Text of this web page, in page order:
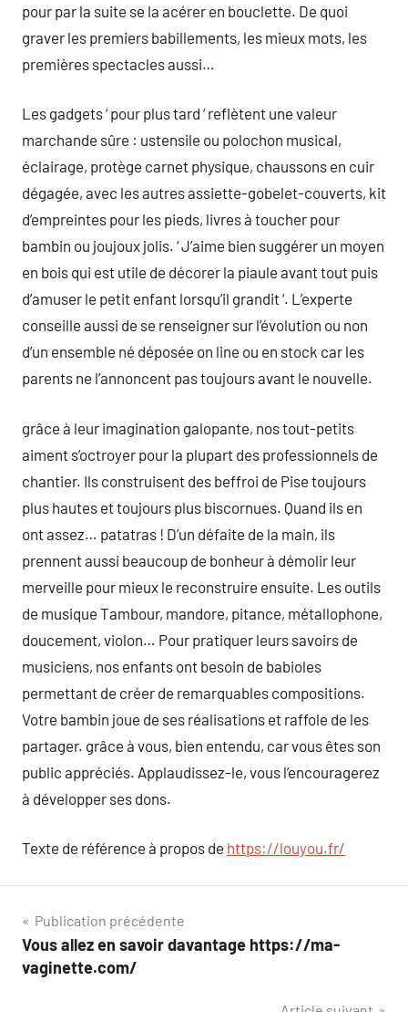
pour par la suite se la acérer en bouclette. De quoi
graver les premiers babillements, les mieux mots, les
premières spectacles aussi…
Les gadgets ‘ pour plus tard ‘ reflètent une valeur
marchande sûre : ustensile ou polochon musical,
éclairage, protège carnet physique, chaussons en cuir
dégagée, avec les autres assiette-gobelet-couverts, kit
d’empreintes pour les pieds, livres à toucher pour
bambin ou joujoux jolis. ‘ J’aime bien suggérer un moyen
en bois qui est utile de décorer la piaule avant tout puis
d’amuser le petit enfant lorsqu’il grandit ‘. L’experte
conseille aussi de se renseigner sur l’évolution ou non
d’un ensemble né déposée on line ou en stock car les
parents ne l’annoncent pas toujours avant le nouvelle.
grâce à leur imagination galopante, nos tout-petits
aiment s’octroyer pour la plupart des professionnels de
chantier. Ils construisent des beffroi de Pise toujours
plus hautes et toujours plus biscornues. Quand ils en
ont assez… patatras ! D’un défaite de la main, ils
prennent aussi beaucoup de bonheur à démolir leur
merveille pour mieux le reconstruire ensuite. Les outils
de musique Tambour, mandore, pitance, métallophone,
doucement, violon… Pour pratiquer leurs savoirs de
musiciens, nos enfants ont besoin de babioles
permettant de créer de remarquables compositions.
Votre bambin joue de ses réalisations et raffole de les
partager. grâce à vous, bien entendu, car vous êtes son
public appréciés. Applaudissez-le, vous l’encouragerez
à développer ses dons.
Texte de référence à propos de https://louyou.fr/
Navigation
de
Publication précédente
Vous allez en savoir davantage https://ma-
vaginette.com/